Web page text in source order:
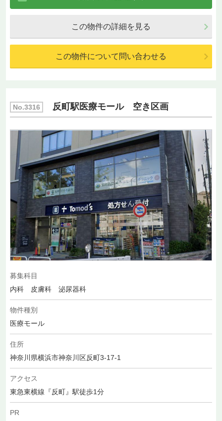
この物件の詳細を見る
この物件について問い合わせる
No.3316 反町駅医療モール 空き区画
募集科目
内科 皮膚科 泌尿器科
物件種別
医療モール
住所
神奈川県横浜市神奈川区反町3-17-1
アクセス
東急東横線『反町』駅徒歩1分
PR